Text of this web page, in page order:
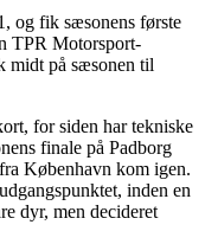
og fik sæsonens første
TPR Motorsport-
midt på sæsonen til
for siden har tekniske
finale på Padborg
København kom igen.
inden en
dyr, men decideret